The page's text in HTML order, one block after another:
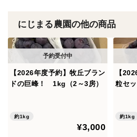
にじまる農園の他の商品
【2026年度予約】牧丘ブラン
ドの巨峰！ 1kg（2～3房）
約1kg
¥3,000
【
粒セ
約1kg